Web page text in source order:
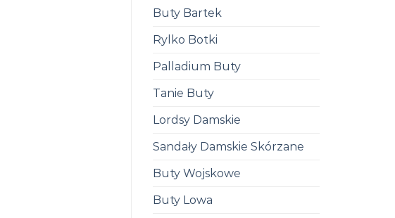
Buty Bartek
Rylko Botki
Palladium Buty
Tanie Buty
Lordsy Damskie
Sandały Damskie Skórzane
Buty Wojskowe
Buty Lowa